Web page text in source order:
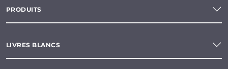
PRODUITS
LIVRES BLANCS